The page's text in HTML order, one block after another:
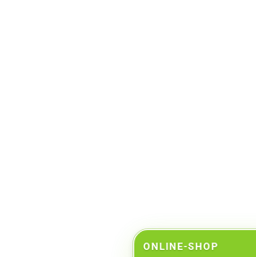
ONLINE-SHOP